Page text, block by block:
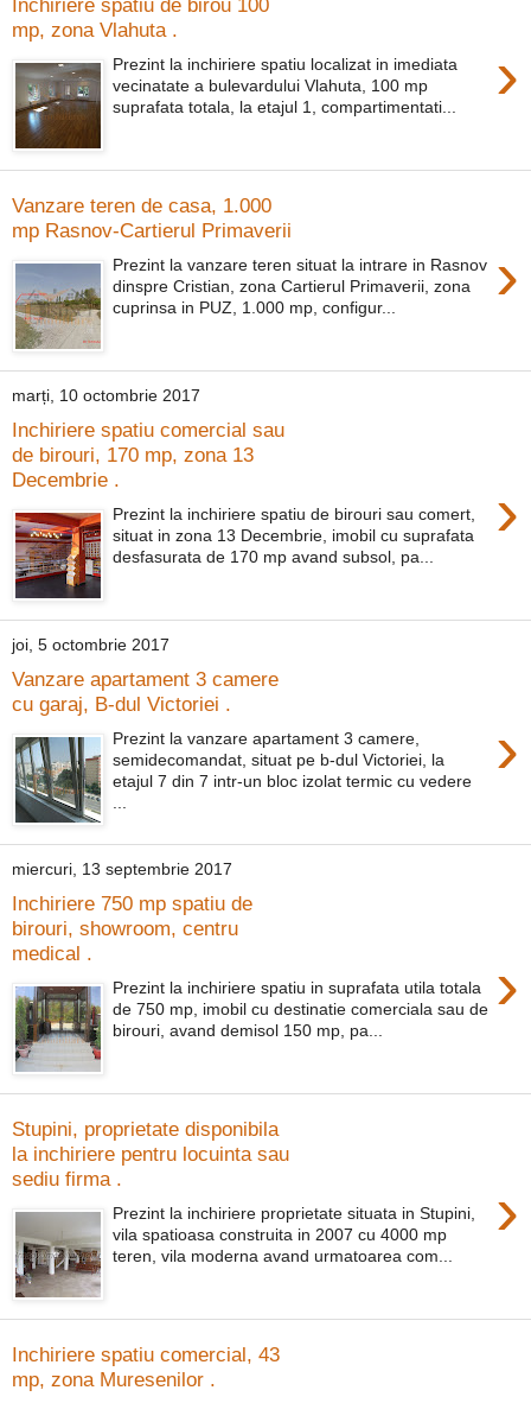
mp, zona Vlahuta .
›
Prezint la inchiriere spatiu localizat in imediata
vecinatate a bulevardului Vlahuta, 100 mp
suprafata totala, la etajul 1, compartimentati...
Vanzare teren de casa, 1.000
mp Rasnov-Cartierul Primaverii
›
Prezint la vanzare teren situat la intrare in Rasnov
dinspre Cristian, zona Cartierul Primaverii, zona
cuprinsa in PUZ, 1.000 mp, configur...
marți, 10 octombrie 2017
Inchiriere spatiu comercial sau
de birouri, 170 mp, zona 13
Decembrie .
›
Prezint la inchiriere spatiu de birouri sau comert,
situat in zona 13 Decembrie, imobil cu suprafata
desfasurata de 170 mp avand subsol, pa...
joi, 5 octombrie 2017
Vanzare apartament 3 camere
cu garaj, B-dul Victoriei .
›
Prezint la vanzare apartament 3 camere,
semidecomandat, situat pe b-dul Victoriei, la
etajul 7 din 7 intr-un bloc izolat termic cu vedere
miercuri, 13 septembrie 2017
Inchiriere 750 mp spatiu de
birouri, showroom, centru
medical .
›
Prezint la inchiriere spatiu in suprafata utila totala
de 750 mp, imobil cu destinatie comerciala sau de
birouri, avand demisol 150 mp, pa...
Stupini, proprietate disponibila
la inchiriere pentru locuinta sau
sediu firma .
›
Prezint la inchiriere proprietate situata in Stupini,
vila spatioasa construita in 2007 cu 4000 mp
teren, vila moderna avand urmatoarea com...
Inchiriere spatiu comercial, 43
mp, zona Muresenilor .